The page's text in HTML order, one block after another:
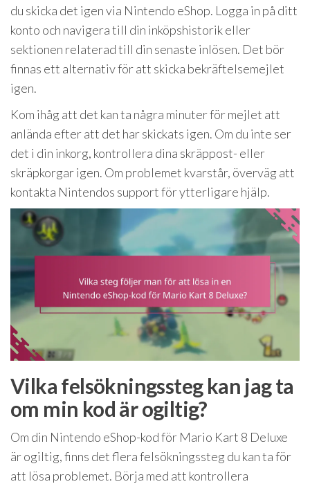
du skicka det igen via Nintendo eShop. Logga in på ditt
konto och navigera till din inköpshistorik eller
sektionen relaterad till din senaste inlösen. Det bör
finnas ett alternativ för att skicka bekräftelsemejlet
igen.
Kom ihåg att det kan ta några minuter för mejlet att
anlända efter att det har skickats igen. Om du inte ser
det i din inkorg, kontrollera dina skräppost- eller
skräpkorgar igen. Om problemet kvarstår, överväg att
kontakta Nintendos support för ytterligare hjälp.
Vilka felsökningssteg kan jag ta
om min kod är ogiltig?
Om din Nintendo eShop-kod för Mario Kart 8 Deluxe
är ogiltig, finns det flera felsökningssteg du kan ta för
att lösa problemet. Börja med att kontrollera